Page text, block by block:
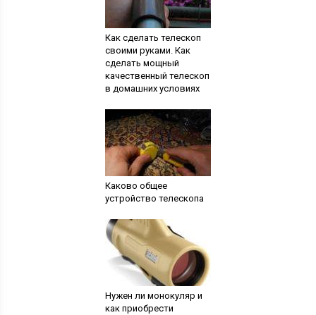
Как сделать телескоп
своими руками. Как
сделать мощный
качественный телескоп
в домашних условиях
Каково общее
устройство телескопа
Нужен ли монокуляр и
как приобрести